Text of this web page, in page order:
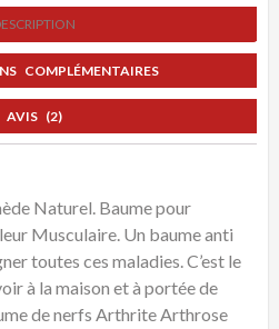
COMPLÉMENTAIRES
AVIS (2)
Naturel. Baume pour
Musculaire. Un baume anti
toutes ces maladies. C’est le
à la maison et à portée de
de nerfs Arthrite Arthrose